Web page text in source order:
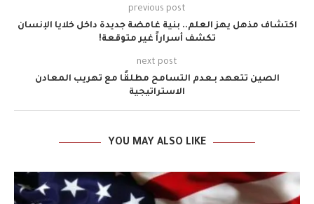
previous post
اكتشاف مذهل يهز العلم.. بنية غامضة جديدة داخل خلايا الإنسان
تكشف أسراراً غير متوقعة!
next post
الصين تتعهد بـعدم التسامح مطلقًا مع تهريب المعادن
الاستراتيجية
YOU MAY ALSO LIKE